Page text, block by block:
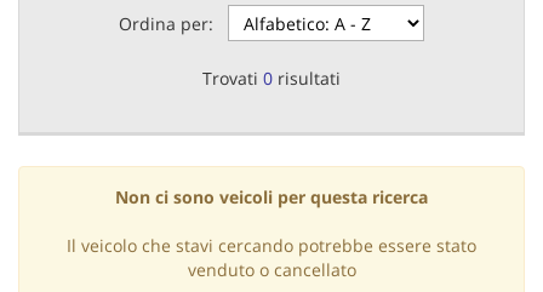
Ordina per:
Trovati 0 risultati
Non ci sono veicoli per questa ricerca
Il veicolo che stavi cercando potrebbe essere stato
venduto o cancellato
alla